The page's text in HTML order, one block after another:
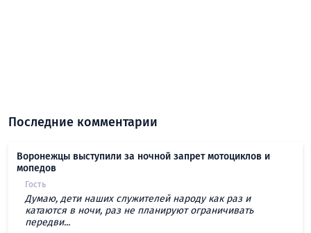
Последние комментарии
Воронежцы выступили за ночной запрет мотоциклов и
мопедов
Гость
Думаю, дети наших служителей народу как раз и
катаются в ночи, раз не планируют ограничивать
передви...